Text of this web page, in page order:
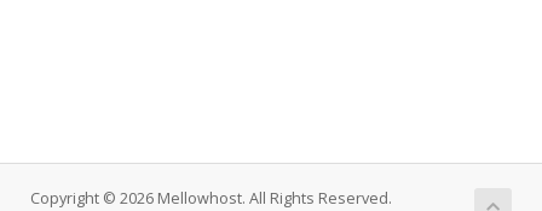
Copyright © 2026 Mellowhost. All Rights Reserved.